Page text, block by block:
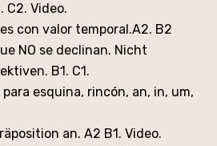
C2. Video.
con valor temporal.A2. B2
NO se declinan. Nicht
B1. C1.
esquina, rincón, an, in, um,
an. A2 B1. Video.